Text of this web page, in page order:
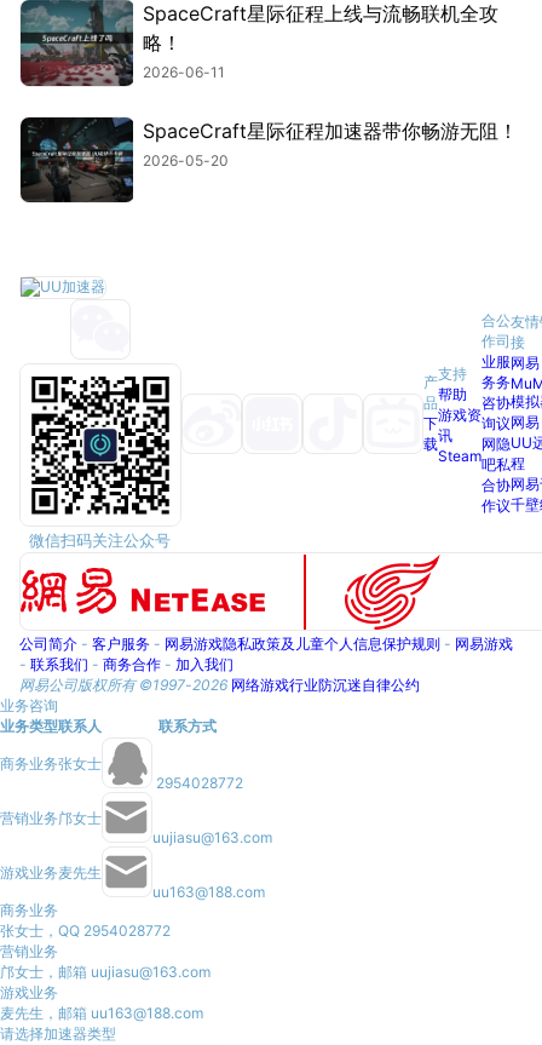
SpaceCraft星际征程上线与流畅联机全攻
略！
2026-06-11
SpaceCraft星际征程加速器带你畅游无阻！
2026-05-20
微信扫码关注公众号
产
品
下
载
支持
帮助
游戏资
讯
Steam
合
作
业
务
咨
询
网
吧
合
作
公
司
服
务
协
议
隐
私
协
议
友
接
网易
模
网易
UU
程
网
千
公司简介- 客户服务- 网易游戏隐私政策及儿童个人信息保护规则 - 网易游戏
- 联系我们 - 商务合作- 加入我们
网易公司版权所有 ©1997-2026 网络游戏行业防沉迷自律公约
业务咨询
业务类型联系人 联系方式
商务业务张女士
2954028772
营销业务邝女士
uujiasu@163.com
游戏业务麦先生
uu163@188.com
商务业务
张女士，QQ 2954028772
营销业务
邝女士，邮箱 uujiasu@163.com
游戏业务
麦先生，邮箱 uu163@188.com
请选择加速器类型